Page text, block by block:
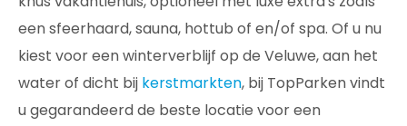
een sfeerhaard, sauna, hottub of en/of spa. Of u nu
kiest voor een winterverblijf op de Veluwe, aan het
water of dicht bij kerstmarkten, bij TopParken vindt
u gegarandeerd de beste locatie voor een